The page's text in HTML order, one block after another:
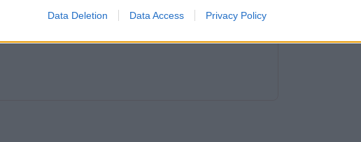
Data Deletion Data Access Privacy Policy